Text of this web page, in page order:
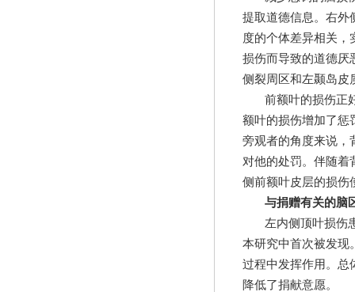
提取道德信息。右外
度的个体差异相关
损伤而导致的道德厌
侧裂周区和左颞岛皮
前额叶的损伤正
额叶的损伤增加了惩
旁观者的角度来说，
对他的处罚。伴随着
侧前额叶皮层的损伤
与捐赠有关的脑
左内侧顶叶损伤
本研究中首次被发现
过程中发挥作用。总
降低了捐献意愿。